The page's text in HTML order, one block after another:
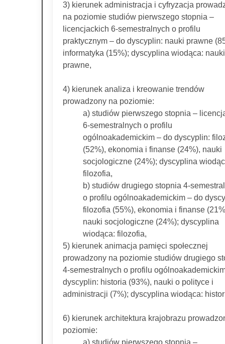
3) kierunek administracja i cyfryzacja
na poziomie studiów pierwszego stopnia –
licencjackich 6-semestralnych o profilu
praktycznym – do dyscyplin: nauki prawne
informatyka (15%); dyscyplina wiodąca: nauki
prawne,
4) kierunek analiza i kreowanie trendów
prowadzony na poziomie:
a) studiów pierwszego stopnia –
6-semestralnych o profilu
ogólnoakademickim – do dyscyplin:
(52%), ekonomia i finanse (24%), nauki
socjologiczne (24%); dyscyplina
filozofia,
b) studiów drugiego stopnia 4-
o profilu ogólnoakademickim – do
filozofia (55%), ekonomia i finanse
nauki socjologiczne (24%); dyscyplina
wiodąca: filozofia,
5) kierunek animacja pamięci społecznej
prowadzony na poziomie studiów drugiego
4-semestralnych o profilu
dyscyplin: historia (93%), nauki o polityce i
administracji (7%); dyscyplina wiodąca:
6) kierunek architektura krajobrazu
poziomie:
a) studiów pierwszego stopnia –